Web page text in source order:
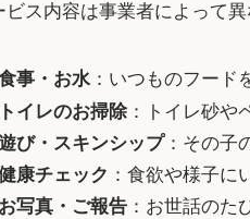
ビス内容は事業者によって
事・お水：いつものフード
トイレのお掃除：トイレ砂や
び・スキンシップ：その子
康チェック ：食欲や様子に
お写真・ご報告：お世話のた